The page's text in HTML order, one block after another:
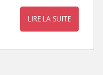
LIRE LA SUITE